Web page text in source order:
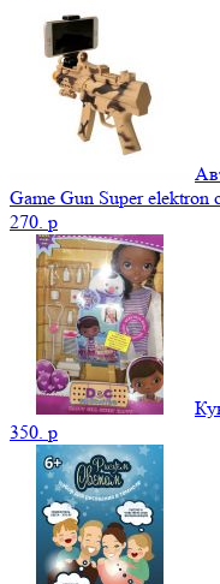
Game Gun Super elektron
270. p
350. p